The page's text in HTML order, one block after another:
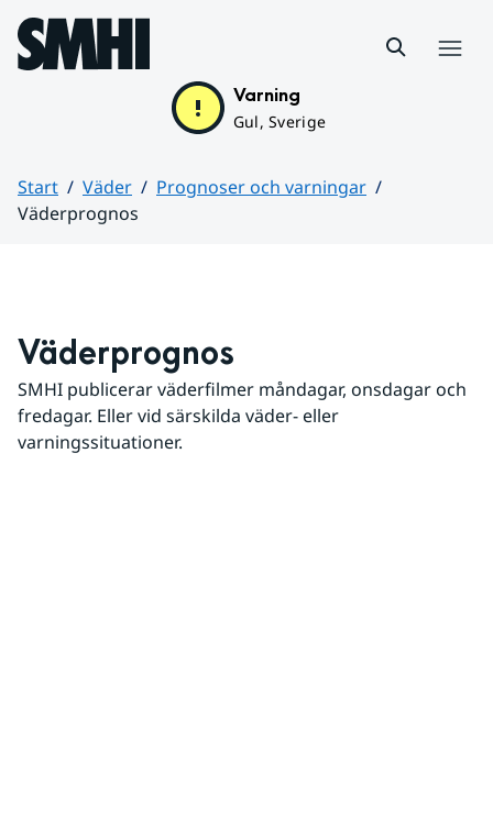
Hoppa till sidans innehåll
Varning
Gul, Sverige
Start Väder
Prognoser och varningar
Väderprognos
Väderprognos
SMHI publicerar väderfilmer måndagar, onsdagar och
fredagar. Eller vid särskilda väder- eller
varningssituationer.